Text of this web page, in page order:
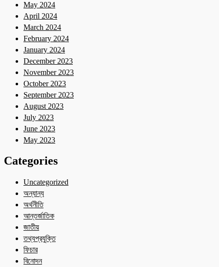
May 2024
April 2024
March 2024
February 2024
January 2024
December 2023
November 2023
October 2023
September 2023
August 2023
July 2023
June 2023
May 2023
Categories
Uncategorized
অন্যান্য
অর্থনীতি
আন্তর্জাতিক
জাতীয়
তথ্যপ্রযুক্তি
ফিচার
বিনোদন